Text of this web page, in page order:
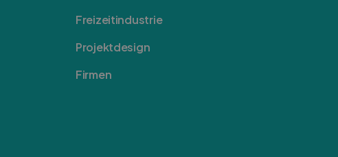
Freizeitindustrie
Projektdesign
Firmen